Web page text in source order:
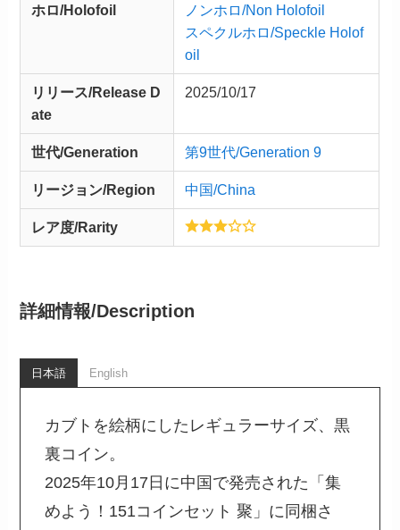
ホロ/Holofoil
ノンホロ/Non Holofoil
スペクルホロ/Speckle Holof
oil
リリース/Release D
ate
2025/10/17
世代/Generation 第9世代/Generation 9
リージョン/Region 中国/China
レア度/Rarity
詳細情報/Description
日本語 English
カブトを絵柄にしたレギュラーサイズ、黒
裏コイン。
2025年10月17日に中国で発売された「集
めよう！151コインセット 聚」に同梱さ